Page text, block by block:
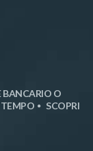
BANCARIO O
SCOPRI